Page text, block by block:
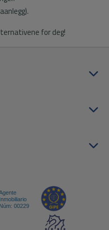
for deg!